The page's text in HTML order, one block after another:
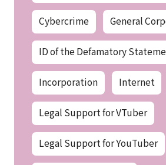
Cybercrime General
ID of the Defamatory
Incorporation Internet
Legal Support for VTuber
Legal Support for YouTuber